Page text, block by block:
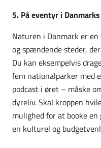
5. På eventyr i
Naturen i Danmark er
og spændende steder,
Du kan eksempelvis
fem nationalparker med
podcast i øret – måske
dyreliv. Skal kroppen
mulighed for at booke
en kulturel og